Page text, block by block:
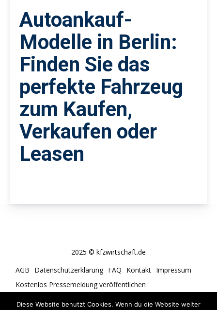
Autoankauf-
Modelle in Berlin:
Finden Sie das
perfekte Fahrzeug
zum Kaufen,
Verkaufen oder
Leasen
2025 © kfzwirtschaft.de
AGB
Datenschutzerklärung FAQ Kontakt Impressum
Kostenlos Pressemeldung veröffentlichen
Diese Website benutzt Cookies. Wenn du die Website weiter